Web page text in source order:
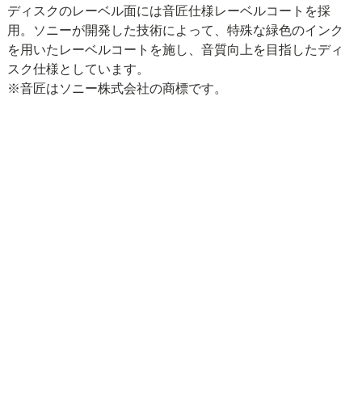
ディスクのレーベル面には音匠仕様レーベルコートを採
用。ソニーが開発した技術によって、特殊な緑色のインク
を用いたレーベルコートを施し、音質向上を目指したディ
スク仕様としています。
※音匠はソニー株式会社の商標です。